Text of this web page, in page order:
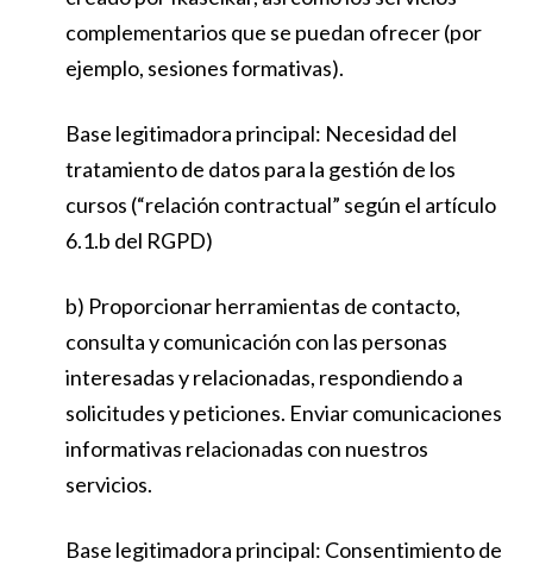
complementarios que se puedan ofrecer (por
ejemplo, sesiones formativas).
Base legitimadora principal: Necesidad del
tratamiento de datos para la gestión de los
cursos (“relación contractual” según el artículo
6.1.b del RGPD)
b) Proporcionar herramientas de contacto,
consulta y comunicación con las personas
interesadas y relacionadas, respondiendo a
solicitudes y peticiones. Enviar comunicaciones
informativas relacionadas con nuestros
servicios.
Base legitimadora principal: Consentimiento de